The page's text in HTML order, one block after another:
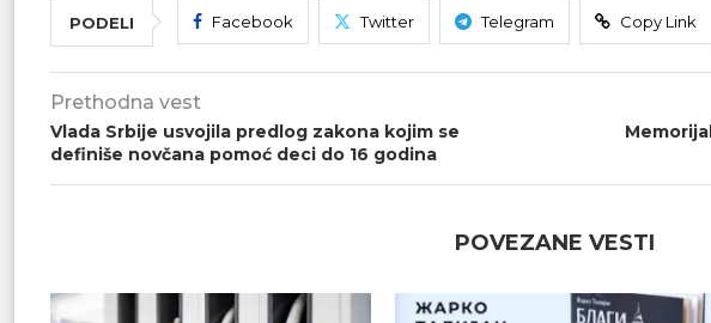
PODELI Facebook Twitter Telegram Copy Link
Prethodna vest
Vlada Srbije usvojila predlog zakona kojim se
definiše novčana pomoć deci do 16 godina
POVEZANE VESTI